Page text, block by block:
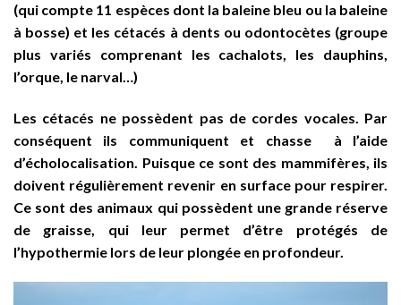
(qui compte 11 espèces dont la baleine bleu ou la baleine
à bosse) et les cétacés à dents ou odontocètes (groupe
plus variés comprenant les cachalots, les dauphins,
l’orque, le narval…)
Les cétacés ne possèdent pas de cordes vocales. Par
conséquent ils communiquent et chasse à l’aide
d’écholocalisation. Puisque ce sont des mammifères, ils
doivent régulièrement revenir en surface pour respirer.
Ce sont des animaux qui possèdent une grande réserve
de graisse, qui leur permet d’être protégés de
l’hypothermie lors de leur plongée en profondeur.